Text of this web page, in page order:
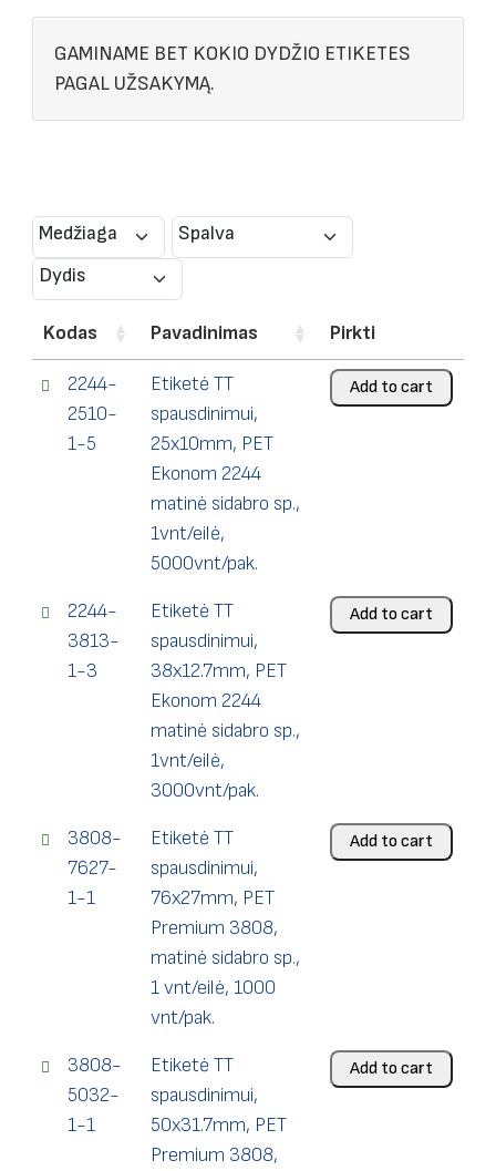
GAMINAME BET KOKIO DYDŽIO ETIKETES
PAGAL UŽSAKYMĄ.
Medžiaga
Spalva
Dydis
Kodas Pavadinimas Pirkti
2244-
2510-
1-5
Etiketė TT
spausdinimui,
25x10mm, PET
Ekonom 2244
matinė sidabro sp.,
1vnt/eilė,
5000vnt/pak.
Add to cart
2244-
3813-
1-3
Etiketė TT
spausdinimui,
38x12.7mm, PET
Ekonom 2244
matinė sidabro sp.,
1vnt/eilė,
3000vnt/pak.
Add to cart
3808-
7627-
1-1
Etiketė TT
spausdinimui,
76x27mm, PET
Premium 3808,
matinė sidabro sp.,
1 vnt/eilė, 1000
vnt/pak.
Add to cart
3808-
5032-
1-1
Etiketė TT
spausdinimui,
50x31.7mm, PET
Premium 3808,
Add to cart